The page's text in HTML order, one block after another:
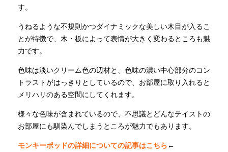
す。
うねるような不規則かつダイナミックな美しい木目が入るこ
とが特徴で、木・板によって表情が大きく変わるところも魅
力です。
色味は淡いクリーム色の辺材と、色味の濃い中心部分のコン
トラストがはっきりとしているので、お部屋に取り入れると
メリハリのある空間にしてくれます。
様々な色味が含まれているので、不思議とどんなテイストの
お部屋にも馴染んでしまうところが魅力でもあります。
モンキーポッドの詳細についての記事はこちら ←